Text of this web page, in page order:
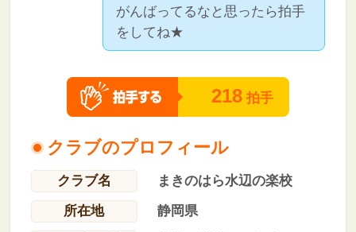
がんばってるなと思ったら拍手
をしてね★
218 拍手
クラブのプロフィール
クラブ名
まきのはら水辺の楽校
所在地
静岡県